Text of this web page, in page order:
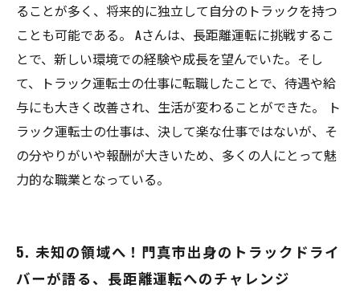
ることが多く、将来的に独立して自分のトラックを持つ
ことも可能である。 Aさんは、長距離運転に挑戦するこ
とで、新しい環境での経験や成長を望んでいた。そし
て、トラック運転士の仕事に転職したことで、待遇や給
与にも大きく改善され、生活が変わることができた。 ト
ラック運転士の仕事は、決して楽な仕事ではないが、そ
の分やりがいや報酬が大きいため、多くの人にとって魅
力的な職業となっている。
5. 未知の領域へ！門真市出身のトラックドライ
バーが語る、長距離運転へのチャレンジ